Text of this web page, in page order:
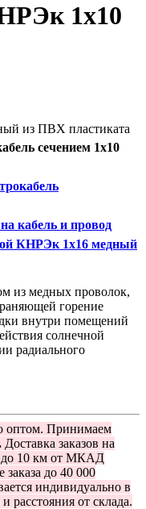
1x10
из ПВХ пластиката
сечением 1x10
кабель и провод
КНРЭк 1x16 медный
из медных проволок,
горение
внутри помещений
солнечной
радиального
оптом. Принимаем
Доставка заказов на
до 10 км от МКАД
до 40 000
индивидуально в
расстояния от склада.